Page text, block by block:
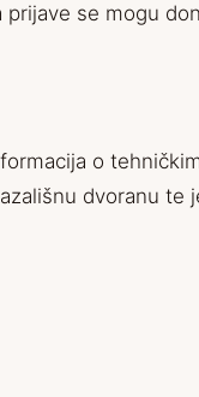
se mogu
o
dvoranu te